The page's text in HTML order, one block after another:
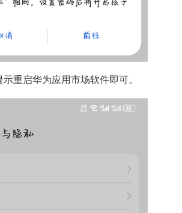
重启华为应用市场软件即可。